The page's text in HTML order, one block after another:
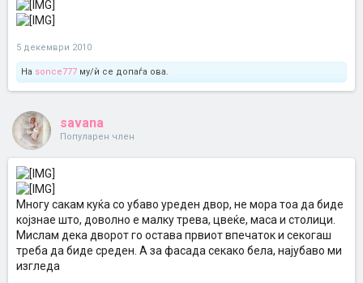
5 декември 2010
На sonce777 му/ѝ се допаѓа ова.
savana
Популарен член
Многу сакам куќа со убаво уреден двор, не мора тоа да биде
којзнае што, доволно е малку трева, цвеќе, маса и столици.
Мислам дека дворот го остава првиот впечаток и секогаш
треба да биде среден. А за фасада секако бела, најубаво ми
изгледа